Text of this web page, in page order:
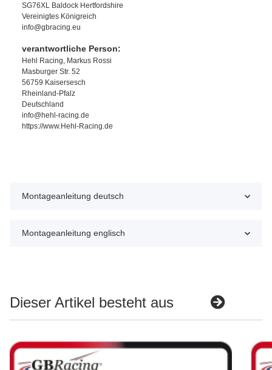
SG76XL Baldock Hertfordshire
Vereinigtes Königreich
info@gbracing.eu
verantwortliche Person:
Hehl Racing, Markus Rossi
Masburger Str. 52
56759 Kaisersesch
Rheinland-Pfalz
Deutschland
info@hehl-racing.de
https://www.Hehl-Racing.de
Montageanleitung deutsch
Montageanleitung englisch
Dieser Artikel besteht aus